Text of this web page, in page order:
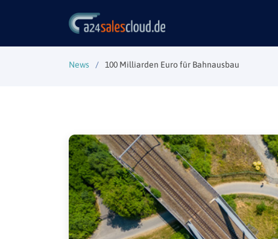
News 100 Milliarden Euro für Bahnausbau